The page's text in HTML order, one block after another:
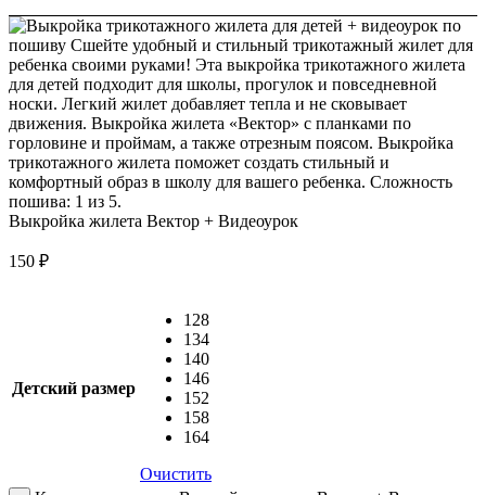
Выкройка жилета Вектор + Видеоурок
150 ₽
Детский размер
128
134
140
146
152
158
164
Очистить